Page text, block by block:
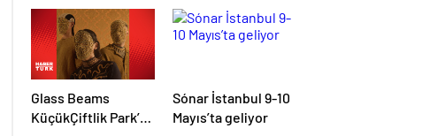
kültür sanat ajandası
Glass Beams
KüçükÇiftlik Park’a
Sónar İstanbul 9-10
Mayıs’ta geliyor